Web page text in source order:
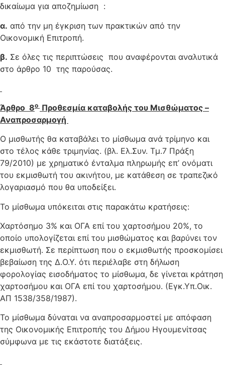
δικαίωμα για αποζημίωση :
α. από την μη έγκριση των πρακτικών από την
Οικονομική Επιτροπή.
β. Σε όλες τις περιπτώσεις που αναφέρονται αναλυτικά
στο άρθρο 10 της παρούσας.
Άρθρο 8ο Προθεσμία καταβολής του Μισθώματος –
Αναπροσαρμογή
Ο μισθωτής θα καταβάλει το μίσθωμα ανά τρίμηνο και
στο τέλος κάθε τριμηνίας. (βλ. Ελ.Συν. Τμ.7 Πράξη
79/2010) με χρηματικό ένταλμα πληρωμής επ’ ονόματι
του εκμισθωτή του ακινήτου, με κατάθεση σε τραπεζικό
λογαριασμό που θα υποδείξει.
Το μίσθωμα υπόκειται στις παρακάτω κρατήσεις:
Χαρτόσημο 3% και ΟΓΑ επί του χαρτοσήμου 20%, το
οποίο υπολογίζεται επί του μισθώματος και βαρύνει τον
εκμισθωτή. Σε περίπτωση που ο εκμισθωτής προσκομίσει
βεβαίωση της Δ.Ο.Υ. ότι περιέλαβε στη δήλωση
φορολογίας εισοδήματος το μίσθωμα, δε γίνεται κράτηση
χαρτοσήμου και ΟΓΑ επί του χαρτοσήμου. (Εγκ.Υπ.Οικ.
ΑΠ 1538/358/1987).
Το μίσθωμα δύναται να αναπροσαρμοστεί με απόφαση
της Οικονομικής Επιτροπής του Δήμου Ηγουμενίτσας
σύμφωνα με τις εκάστοτε διατάξεις.